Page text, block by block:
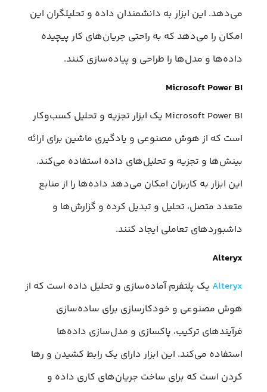
می‌دهد. این ابزار به دانشمندان داده و تحلیلگران این
امکان را می‌دهد که به راحتی جریان‌های کار پیچیده
داده‌ها و مدل‌ها را طراحی و پیاده‌سازی کنند.
Microsoft Power BI
Microsoft Power BI یک ابزار تجزیه و تحلیل کسب‌وکار
است که از هوش مصنوعی و یادگیری ماشین برای ارائه
بینش‌ها و تجزیه و تحلیل‌های داده استفاده می‌کند.
این ابزار به کاربران امکان می‌دهد داده‌ها را از منابع
متعدد متصل، تحلیل و تبدیل کرده و گزارش‌ها و
داشبوردهای تعاملی ایجاد کنند.
Alteryx
Alteryx یک پلتفرم آماده‌سازی و تحلیل داده است که از
هوش مصنوعی و خودکارسازی برای ساده‌سازی
فرآیندهای ترکیب، پاکسازی و مدل‌سازی داده‌ها
استفاده می‌کند. این ابزار دارای یک رابط کشیدن و رها
کردن است که برای ساخت جریان‌های کاری داده و